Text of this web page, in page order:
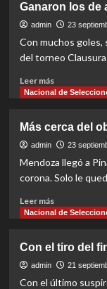
bicampeonas
Ganaron los de
admin 23
Con muchos goles,
del torneo
Leer másRead
more
los
de
abajo
Nacional de
Más cerca del
admin 23
Mendoza llegó a
corona. Solo le
Leer másRead
more
cerca
del
objetivo
Nacional de
Con el tiro del
admin 21
Con el último